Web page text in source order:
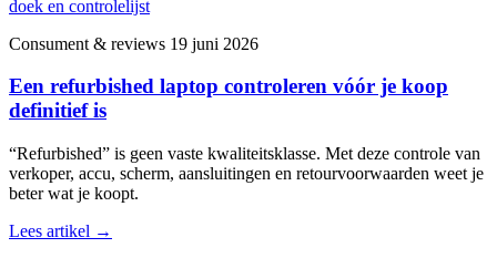
Consument & reviews 19 juni 2026
Een refurbished laptop controleren vóór je koop
definitief is
“Refurbished” is geen vaste kwaliteitsklasse. Met deze controle van
verkoper, accu, scherm, aansluitingen en retourvoorwaarden weet je
beter wat je koopt.
Lees artikel →